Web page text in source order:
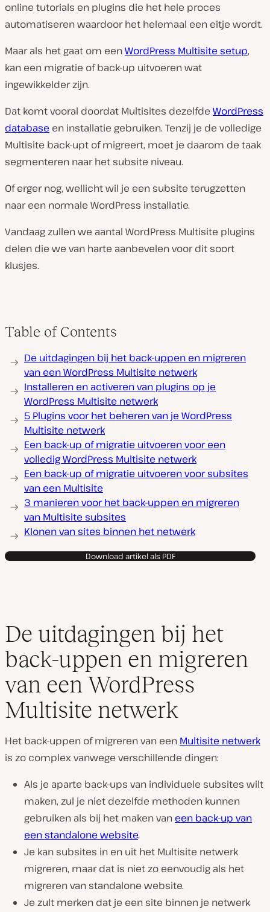
online tutorials en plugins die het hele proces
automatiseren waardoor het helemaal een eitje wordt.
Maar als het gaat om eenWordPress Multisite setup,
kan een migratie of back-up uitvoeren wat
ingewikkelder zijn.
Dat komt vooral doordat Multisites dezelfde WordPress
database en installatie gebruiken. Tenzij je de volledige
Multisite back-upt of migreert, moet je daarom de taak
segmenteren naar het subsite niveau.
Of erger nog, wellicht wil je een subsite terugzetten
naar een normale WordPress installatie.
Vandaag zullen we aantal WordPress Multisite plugins
delen die we van harte aanbevelen voor dit soort
klusjes.
Table of Contents
De uitdagingen bij het back-uppen en migreren
van een WordPress Multisite netwerk
Installeren en activeren van plugins op je
WordPress Multisite netwerk
5 Plugins voor het beheren van je WordPress
Multisite netwerk
Een back-up of migratie uitvoeren voor een
volledig WordPress Multisite netwerk
Een back-up of migratie uitvoeren voor subsites
van een Multisite
3 manieren voor het back-uppen en migreren
van Multisite subsites
Klonen van sites binnen het netwerk
Download artikel als PDF
De uitdagingen bij het
back-uppen en migreren
van een WordPress
Multisite netwerk
Het back-uppen of migreren van een Multisite netwerk
is zo complex vanwege verschillende dingen:
Als je aparte back-ups van individuele subsites wilt
maken, zul je niet dezelfde methoden kunnen
gebruiken als bij het maken van een back-up van
een standalone website.
Je kan subsites in en uit het Multisite netwerk
migreren, maar dat is niet zo eenvoudig als het
migreren van standalone website.
Je zult merken dat je een site binnen je netwerk